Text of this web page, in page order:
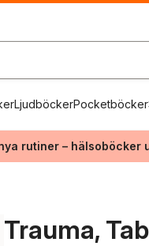
LjudböckerPocketböcker
rutiner – hälsoböcker
Trauma,